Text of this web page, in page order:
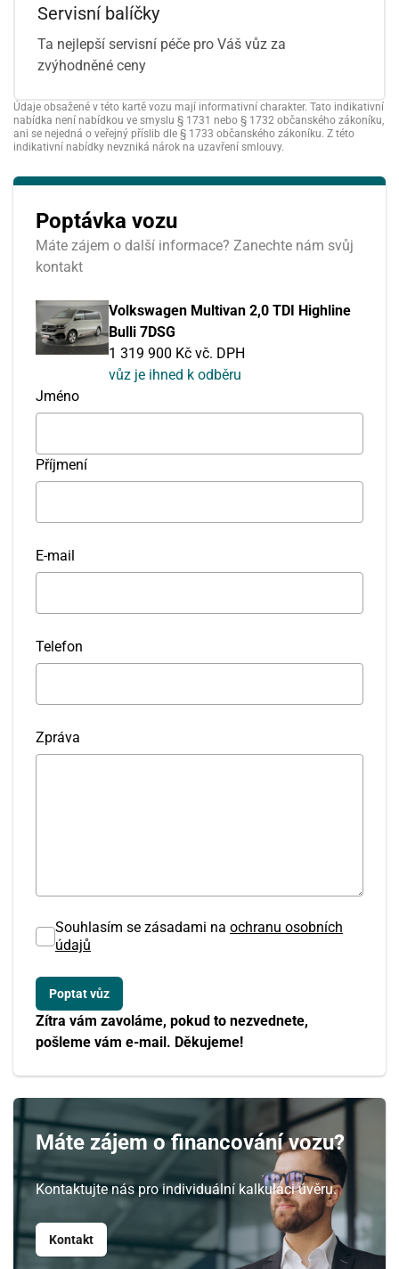
Servisní balíčky
Ta nejlepší servisní péče pro Váš vůz za
zvýhodněné ceny
Údaje obsažené v této kartě vozu mají informativní charakter. Tato indikativní
nabídka není nabídkou ve smyslu § 1731 nebo § 1732 občanského zákoníku,
ani se nejedná o veřejný příslib dle § 1733 občanského zákoníku. Z této
indikativní nabídky nevzniká nárok na uzavření smlouvy.
Poptávka vozu
Máte zájem o další informace? Zanechte nám svůj
kontakt
Volkswagen Multivan 2,0 TDI Highline
Bulli 7DSG
1 319 900 Kč vč. DPH
vůz je ihned k odběru
Jméno
Příjmení
E-mail
Telefon
Zpráva
Souhlasím se zásadami na ochranu osobních
údajů
Zítra vám zavoláme, pokud to nezvednete,
pošleme vám e-mail. Děkujeme!
Máte zájem o financování vozu?
Kontaktujte nás pro individuální kalkulaci úvěru.
Kontakt
Srpen